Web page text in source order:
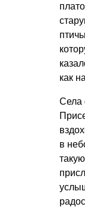
как
Села
в